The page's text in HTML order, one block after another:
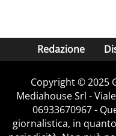
Redazione
Copyright © 2025
Mediahouse Srl -
06933670967 -
giornalistica, in